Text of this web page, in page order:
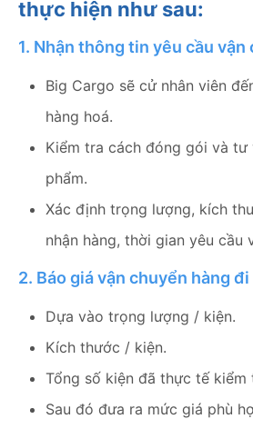
thực hiện như sau:
1. Nhận thông tin yêu cầu vận
Big Cargo sẽ cử nhân viên
hàng hoá.
Kiểm tra cách đóng gói và tư
phẩm.
Xác định trọng lượng, kích
nhận hàng, thời gian yêu cầu
2. Báo giá vận chuyển hàng
Dựa vào trọng lượng / kiện.
Kích thước / kiện.
Tổng số kiện đã thực tế kiểm
Sau đó đưa ra mức giá phù